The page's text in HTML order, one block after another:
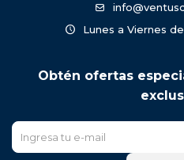
Lunes a Viernes
Obtén ofertas